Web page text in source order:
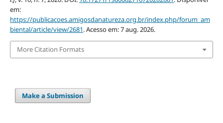
em:
https://publicacoes.amigosdanatureza.org.br/index.php/forum_am
biental/article/view/2681. Acesso em: 7 aug. 2026.
More Citation Formats
Make a Submission